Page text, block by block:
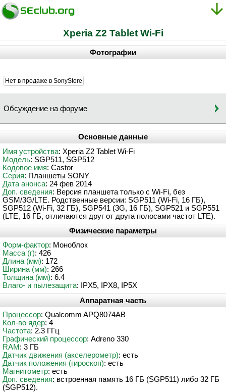
Xperia Z2 Tablet Wi-Fi
Фотографии
Нет в продаже в SonyStore
Обсуждение на форуме
Основные данные
Имя устройства: Xperia Z2 Tablet Wi-Fi
Модель: SGP511, SGP512
Кодовое имя: Castor
Серия: Планшеты SONY
Дата анонса: 24 фев 2014
Доп. сведения: Версия планшета только с Wi-Fi, без
GSM/3G/LTE. Родственные версии: SGP511 (Wi-Fi, 16 ГБ),
SGP512 (Wi-Fi, 32 ГБ), SGP541 (3G, 16 ГБ), SGP521 и SGP551
(LTE, 16 ГБ, отличаются друг от друга полосами частот LTE).
Физические параметры
Форм-фактор: Моноблок
Масса (г): 426
Длина (мм): 172
Ширина (мм): 266
Толщина (мм): 6.4
Влаго- и пылезащита: IPX5, IPX8, IP5X
Аппаратная часть
Процессор: Qualcomm APQ8074AB
Кол-во ядер: 4
Частота: 2.3 ГГц
Графический процессор: Adreno 330
RAM : 3 ГБ
Датчик движения (акселерометр): есть
Датчик положения (гироскоп): есть
Магнитометр: есть
Доп. сведения: встроенная память 16 ГБ (SGP511) либо 32 ГБ
(SGP512).